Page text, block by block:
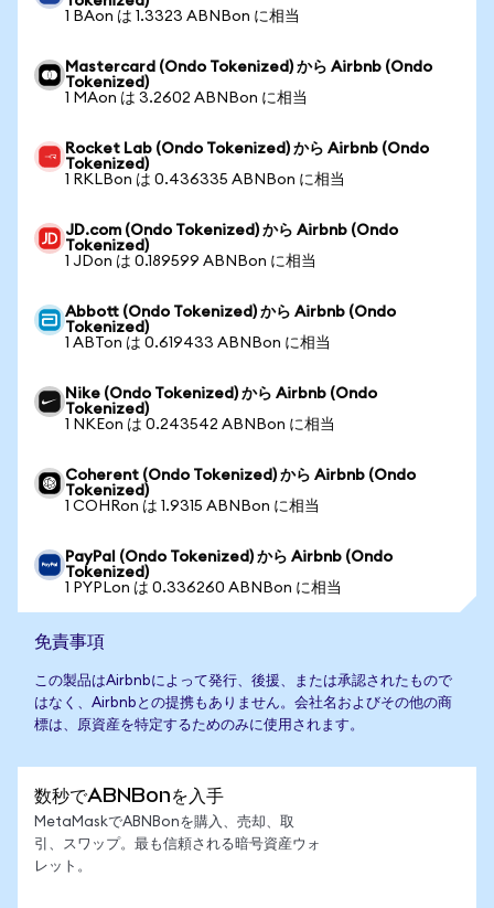
1 BAon は 1.3323 ABNBon に相当
Mastercard (Ondo Tokenized) から Airbnb (Ondo
Tokenized)
1 MAon は 3.2602 ABNBon に相当
Rocket Lab (Ondo Tokenized) から Airbnb (Ondo
Tokenized)
1 RKLBon は 0.436335 ABNBon に相当
JD.com (Ondo Tokenized) から Airbnb (Ondo
Tokenized)
1 JDon は 0.189599 ABNBon に相当
Abbott (Ondo Tokenized) から Airbnb (Ondo
Tokenized)
1 ABTon は 0.619433 ABNBon に相当
Nike (Ondo Tokenized) から Airbnb (Ondo
Tokenized)
1 NKEon は 0.243542 ABNBon に相当
Coherent (Ondo Tokenized) から Airbnb (Ondo
Tokenized)
1 COHRon は 1.9315 ABNBon に相当
PayPal (Ondo Tokenized) から Airbnb (Ondo
Tokenized)
1 PYPLon は 0.336260 ABNBon に相当
免責事項
この製品はAirbnbによって発行、後援、または承認されたもので
はなく、Airbnbとの提携もありません。会社名およびその他の商
標は、原資産を特定するためのみに使用されます。
数秒でABNBonを入手
MetaMaskでABNBonを購入、売却、取
引、スワップ。最も信頼される暗号資産ウォ
レット。